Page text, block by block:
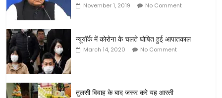
November 1, 2019 No Comment
न्‍यूयॉर्क में कोरोना के चलते घोषित हुई आपातकाल
March 14, 2020 No Comment
तुलसी विवाह के बाद जरूर करे यह आरती